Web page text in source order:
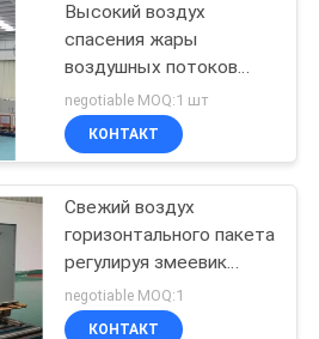
Высокий воздух
спасения жары
воздушных потоков
регулируя блоки
negotiable MOQ:1 шт
КОНТАКТ
Свежий воздух
горизонтального пакета
регулируя змеевик
рядков блока 4/6
negotiable MOQ:1
КОНТАКТ